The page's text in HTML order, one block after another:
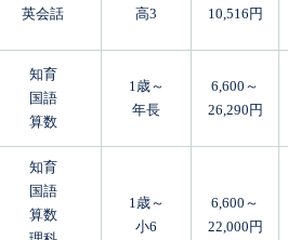
英会話
高3
10,516円
知育
国語
算数
1歳～
年長
6,600～
26,290円
知育
国語
算数
1歳～
小6
6,600～
22,000円